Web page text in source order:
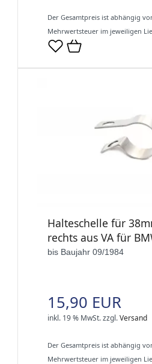
Der Gesamtpreis ist abhängig
Mehrwertsteuer im jeweiligen
Halteschelle für
rechts aus VA für
bis Baujahr 09/1984
15,90 EUR
inkl. 19 % MwSt.zzgl.Versand
Der Gesamtpreis ist abhängig
Mehrwertsteuer im jeweiligen